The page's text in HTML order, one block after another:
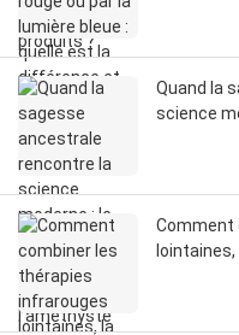
Quand la
science
Comment
lointaines,